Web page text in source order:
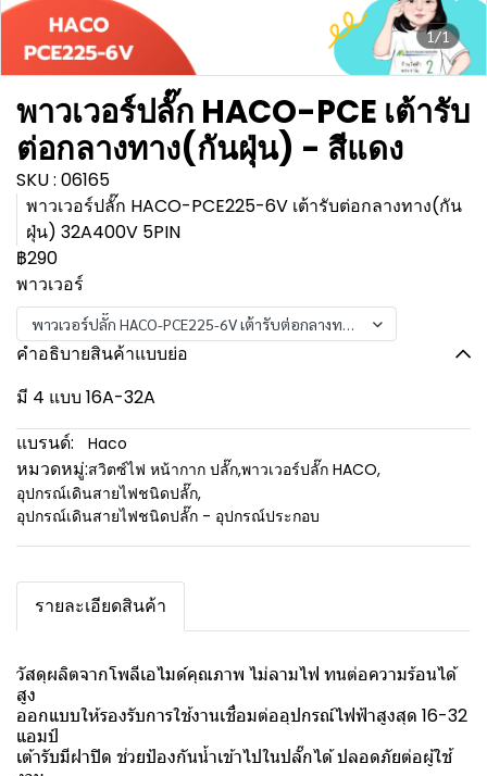
1/1
พาวเวอร์ปลั๊ก HACO-PCE เต้ารับ
ต่อกลางทาง(กันฝุ่น) - สีแดง
SKU : 06165
พาวเวอร์ปลั๊ก HACO-PCE225-6V เต้ารับต่อกลางทาง(กัน
ฝุ่น) 32A400V 5PIN
฿290
พาวเวอร์
พาวเวอร์ปลั๊ก HACO-PCE225-6V เต้ารับต่อกลางทาง(กันฝุ่น) 32A400V
คำอธิบายสินค้าแบบย่อ
มี 4 แบบ 16A-32A
แบรนด์:
Haco
หมวดหมู่:สวิตซ์ไฟ หน้ากาก ปลั๊ก,พาวเวอร์ปลั๊ก HACO,
อุปกรณ์เดินสายไฟชนิดปลั๊ก,
อุปกรณ์เดินสายไฟชนิดปลั๊ก - อุปกรณ์ประกอบ
รายละเอียดสินค้า
วัสดุผลิตจากโพลีเอไมด์คุณภาพ ไม่ลามไฟ ทนต่อความร้อนได้
สูง
ออกแบบให้รองรับการใช้งานเชื่อมต่ออุปกรณ์ไฟฟ้าสูงสุด 16-32
แอมป์
เต้ารับมีฝาปิด ช่วยป้องกันน้ำเข้าไปในปลั๊กได้ ปลอดภัยต่อผู้ใช้